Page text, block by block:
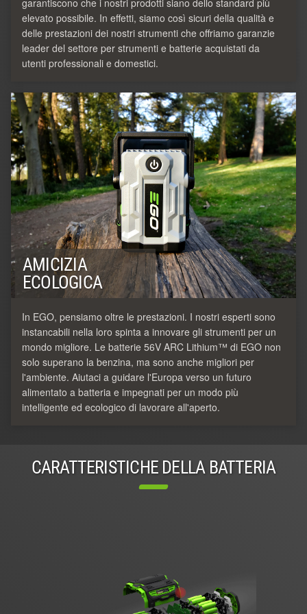
elevato possibile. In effetti, siamo così sicuri della qualità e
delle prestazioni dei nostri strumenti che offriamo garanzie
leader del settore per strumenti e batterie acquistati da
utenti professionali e domestici.
AMICIZIA
ECOLOGICA
In EGO, pensiamo oltre le prestazioni. I nostri esperti sono
instancabili nella loro spinta a innovare gli strumenti per un
mondo migliore. Le batterie 56V ARC Lithium™ di EGO non
solo superano la benzina, ma sono anche migliori per
l'ambiente. Aiutaci a guidare l'Europa verso un futuro
alimentato a batteria e impegnati per un modo più
intelligente ed ecologico di lavorare all'aperto.
CARATTERISTICHE DELLA BATTERIA